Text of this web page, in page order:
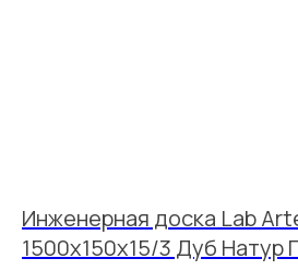
Инженерная доска Lab
1500х150х15/3 Дуб Натур